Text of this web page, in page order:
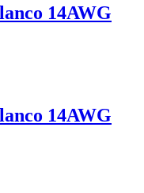
14AWG
14AWG